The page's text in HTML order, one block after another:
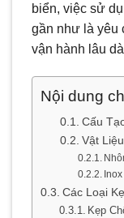
biển, việc sử
gần như là yêu
vận hành lâu
Nội dung
Cấu
Vật Liệu
Các Loại
Kẹp